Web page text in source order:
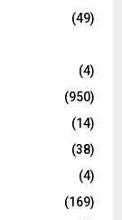
(49)
(4)
(950)
(14)
(38)
(4)
(169)